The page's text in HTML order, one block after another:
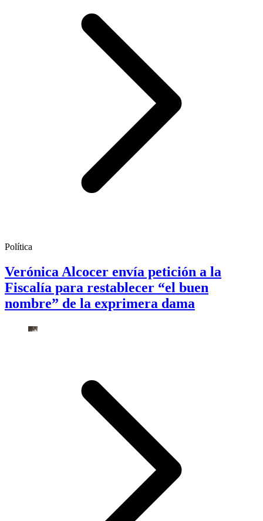
Política
Verónica Alcocer envía petición a la
Fiscalía para restablecer “el buen
nombre” de la exprimera dama